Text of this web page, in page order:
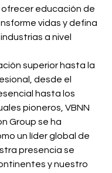
ofrecer educación de
vidas y defina
a nivel
superior hasta la
desde el
hasta los
pioneros, VBNN
Group se ha
un líder global de
presencia se
y nuestro